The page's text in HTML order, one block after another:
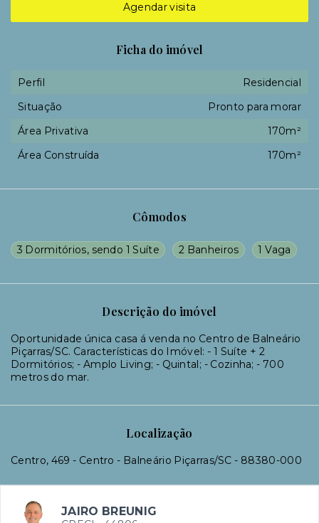
Cômodos
3 Dormitórios, sendo 1 Suíte 2 Banheiros 1 Vaga
Descrição do imóvel
Oportunidade única casa á venda no Centro de Balneário
Piçarras/SC. Características do Imóvel: - 1 Suíte + 2
Dormitórios; - Amplo Living; - Quintal; - Cozinha; - 700
metros do mar.
Localização
Centro, 469 - Centro - Balneário Piçarras/SC - 88380-000
Agendar visita
Ficha do imóvel
Perfil
Residencial
Situação
Pronto para morar
Área Privativa
170m²
Área Construída
170m²
JAIRO BREUNIG